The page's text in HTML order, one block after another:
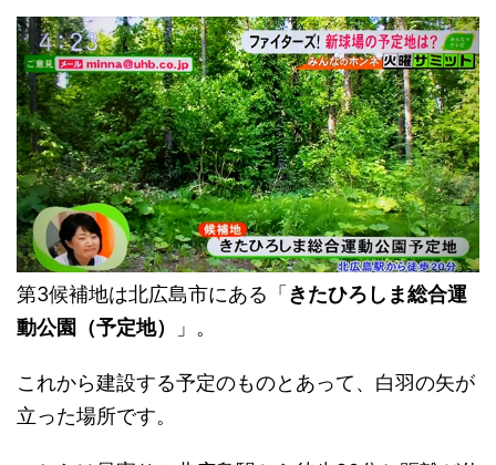
第3候補地は北広島市にある「 きたひろしま総合運
動公園（予定地）
」。
これから建設する予定のものとあって、白羽の矢が
立った場所です。